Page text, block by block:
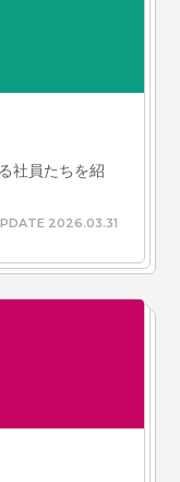
社員たちを紹
2026.03.31